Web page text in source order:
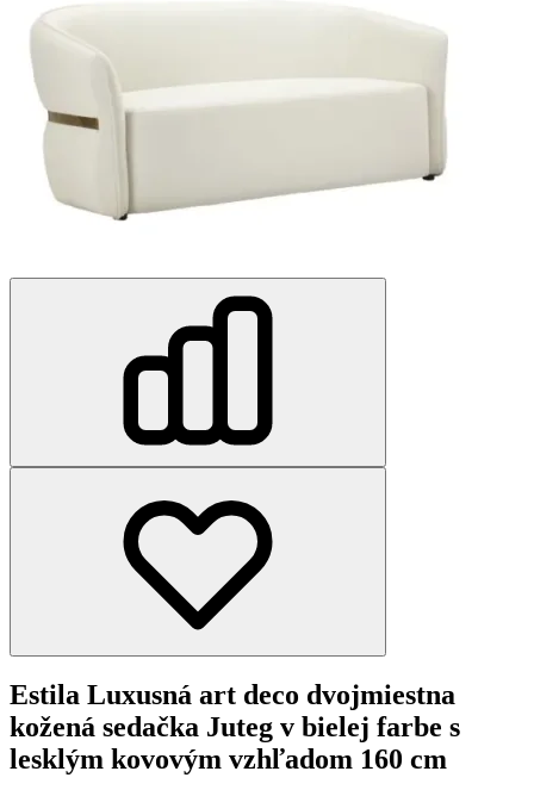
Estila Luxusná art deco dvojmiestna
kožená sedačka Juteg v bielej farbe s
lesklým kovovým vzhľadom 160 cm